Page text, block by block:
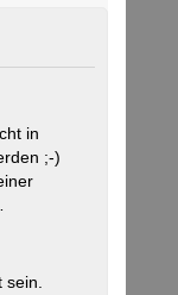
in
;-)